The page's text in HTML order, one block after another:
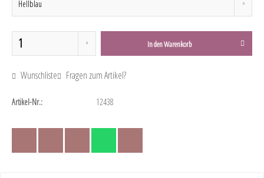
In denWarenkorb
Wunschliste Fragen zum Artikel?
Artikel-Nr.: 12438